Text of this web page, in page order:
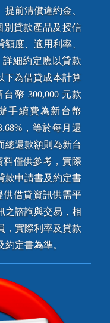
前清償違約金、
貸款產品及授信
度、適用利率、
細約定應以貸款
下為借貸成本計算
幣 300,000 元款
手續費為新台幣
，等於每月還
總還款額則為新台
料僅供參考，實際
款申請書及約定書
供借貸資訊供需平
之諮詢與交易，相
，實際利率及貸款
定書為準。